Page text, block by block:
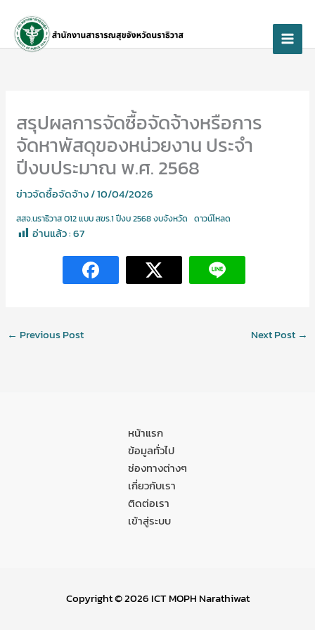
content
สรุปผลการจัดซื้อจัดจ้างหรือการ
จัดหาพัสดุของหน่วยงาน ประจำ
ปีงบประมาณ พ.ศ. 2568
ข่าวจัดซื้อจัดจ้าง/10/04/2026
สสจ.นราธิวาส O12 แบบ สขร.1 ปีงบ 2568 งบจังหวัด ดาวน์โหลด
อ่านแล้ว :67
← Previous Post Next Post →
หน้าแรก
ข้อมูลทั่วไป
ช่องทางต่างๆ
เกี่ยวกับเรา
ติดต่อเรา
เข้าสู่ระบบ
Copyright © 2026 ICT MOPH Narathiwat